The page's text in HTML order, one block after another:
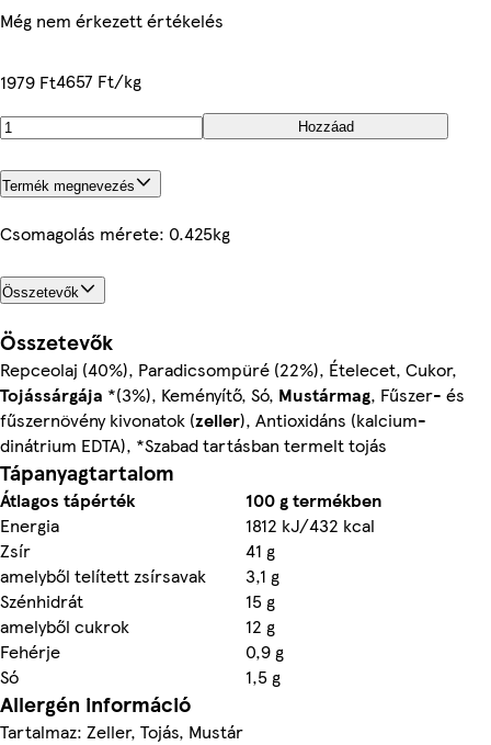
Még nem érkezett értékelés
1979 Ft4657 Ft/kg
Hozzáad
Termék megnevezés
Csomagolás mérete: 0.425kg
Összetevők
Összetevők
Repceolaj (40%), Paradicsompüré (22%), Ételecet, Cukor,
Tojássárgája *(3%), Keményítő, Só, Mustármag, Fűszer- és
fűszernövény kivonatok (zeller), Antioxidáns (kalcium-
dinátrium EDTA), *Szabad tartásban termelt tojás
Tápanyagtartalom
Átlagos tápérték
100 g termékben
Energia
1812 kJ/432 kcal
Zsír
41 g
amelyből telített zsírsavak
3,1 g
Szénhidrát
15 g
amelyből cukrok
12 g
Fehérje
0,9 g
Só
1,5 g
Allergén információ
Tartalmaz: Zeller, Tojás, Mustár